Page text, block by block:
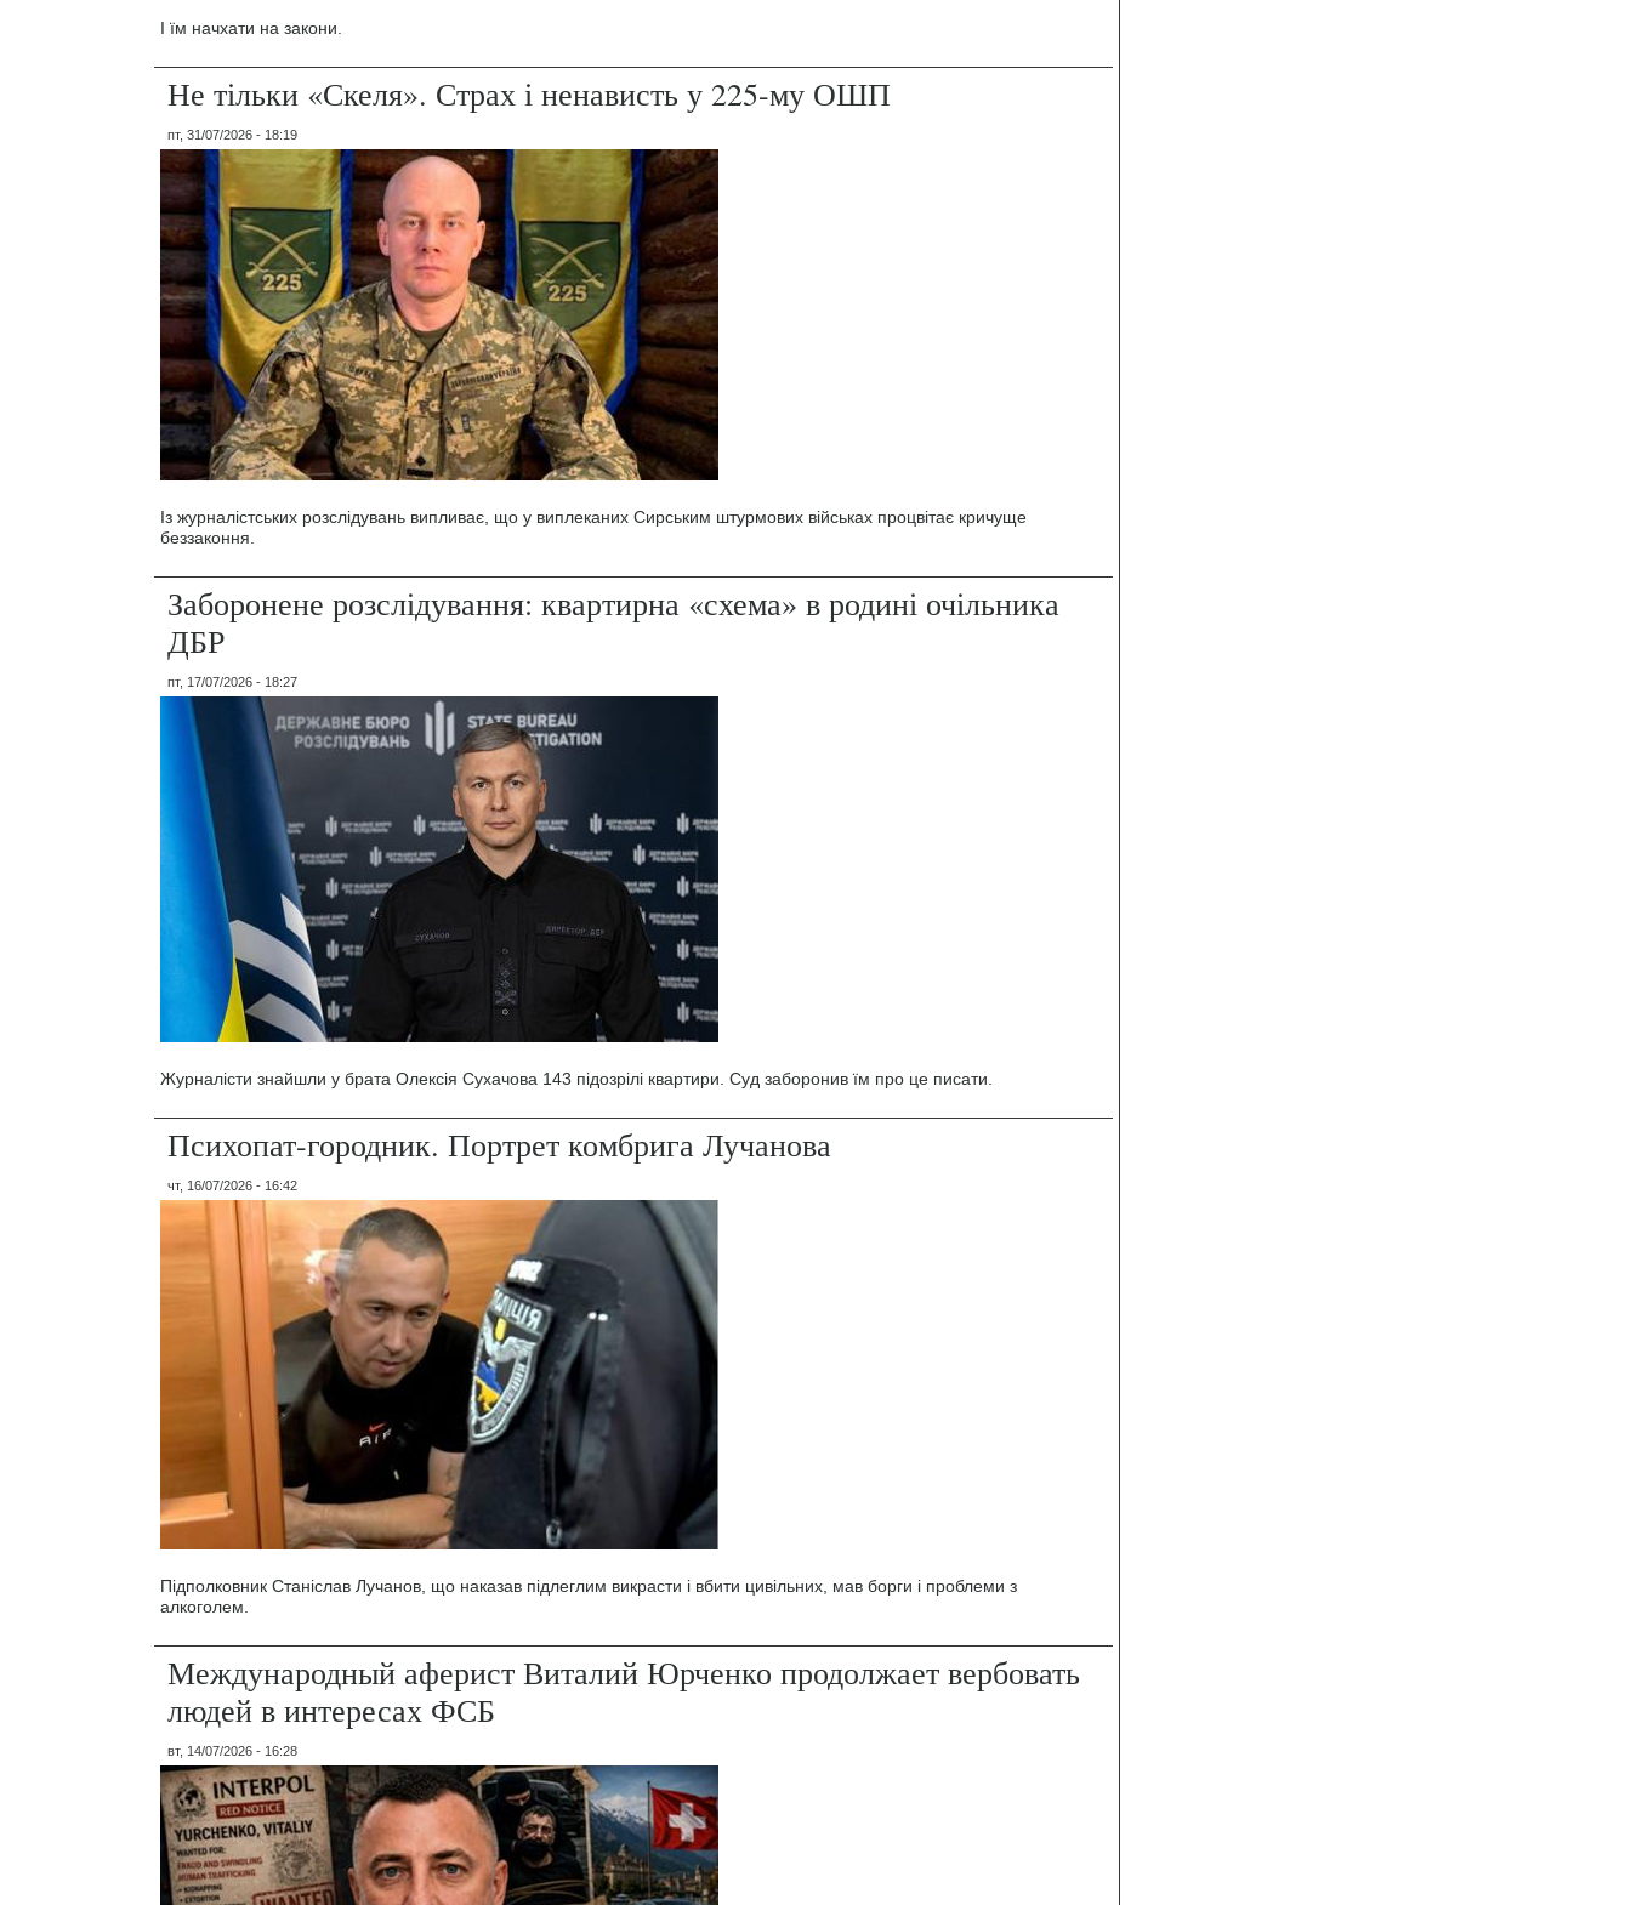
І їм начхати на закони.
Не тільки «Скеля». Страх і ненависть у 225-му ОШП
пт, 31/07/2026 - 18:19
Із журналістських розслідувань випливає, що у виплеканих Сирським штурмових військах процвітає кричуще
беззаконня.
Заборонене розслідування: квартирна «схема» в родині очільника
ДБР
пт, 17/07/2026 - 18:27
Журналісти знайшли у брата Олексія Сухачова 143 підозрілі квартири. Суд заборонив їм про це писати.
Психопат-городник. Портрет комбрига Лучанова
чт, 16/07/2026 - 16:42
Підполковник Станіслав Лучанов, що наказав підлеглим викрасти і вбити цивільних, мав борги і проблеми з
алкоголем.
Международный аферист Виталий Юрченко продолжает вербовать
людей в интересах ФСБ
вт, 14/07/2026 - 16:28